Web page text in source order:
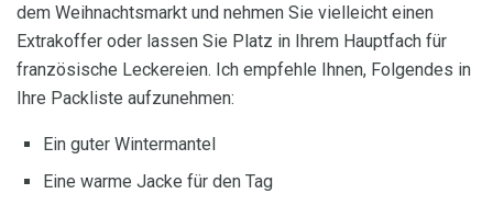
dem Weihnachtsmarkt und nehmen Sie vielleicht einen
Extrakoffer oder lassen Sie Platz in Ihrem Hauptfach für
französische Leckereien. Ich empfehle Ihnen, Folgendes in
Ihre Packliste aufzunehmen:
Ein guter Wintermantel
Eine warme Jacke für den Tag